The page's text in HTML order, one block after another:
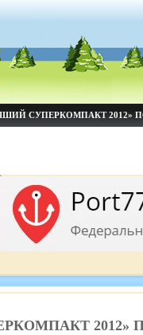
СУПЕРКОМПАКТ 2012»
2012»